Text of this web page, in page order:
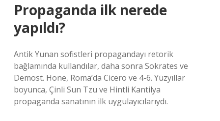
Propaganda ilk nerede
yapıldı?
Antik Yunan sofistleri propagandayı retorik
bağlamında kullandılar, daha sonra Sokrates ve
Demost. Hone, Roma’da Cicero ve 4-6. Yüzyıllar
boyunca, Çinli Sun Tzu ve Hintli Kantilya
propaganda sanatının ilk uygulayıcılarıydı.